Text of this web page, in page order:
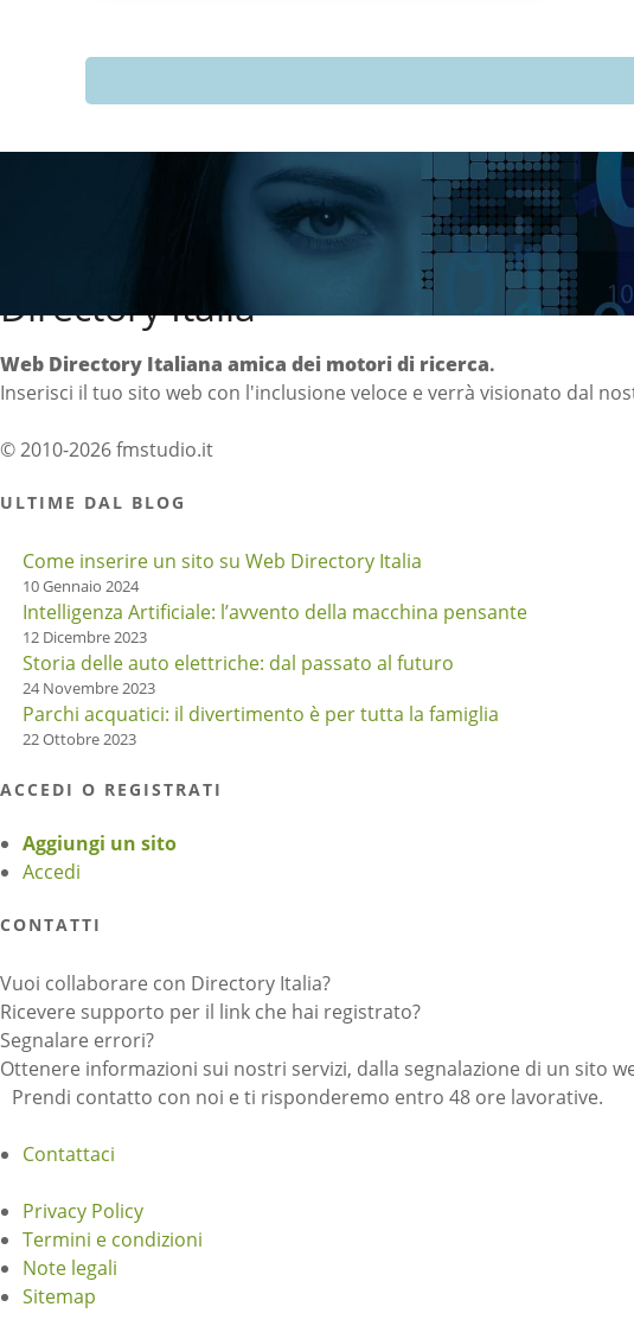
Directory Italia
Web Directory Italiana amica dei motori di ricerca.
Inserisci il tuo sito web con l'inclusione veloce e verrà visionato dal
© 2010-2026 fmstudio.it
ULTIME DAL BLOG
Come inserire un sito su Web Directory Italia
10 Gennaio 2024
Intelligenza Artificiale: l’avvento della macchina pensante
12 Dicembre 2023
Storia delle auto elettriche: dal passato al futuro
24 Novembre 2023
Parchi acquatici: il divertimento è per tutta la famiglia
22 Ottobre 2023
ACCEDI O REGISTRATI
Aggiungi un sito
Accedi
CONTATTI
Vuoi collaborare con Directory Italia?
Ricevere supporto per il link che hai registrato?
Segnalare errori?
Ottenere informazioni sui nostri servizi, dalla segnalazione di un sito
Prendi contatto con noi e ti risponderemo entro 48 ore lavorative.
Contattaci
Privacy Policy
Termini e condizioni
Note legali
Sitemap